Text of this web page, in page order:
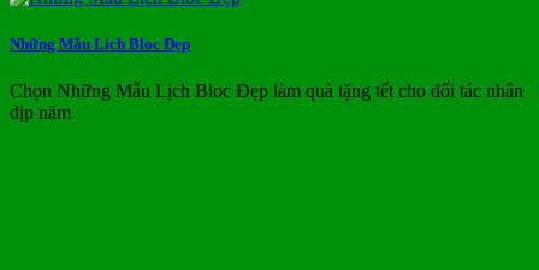
Những Mẫu Lịch Bloc Đẹp
Chọn Những Mẫu Lịch Bloc Đẹp làm quà tặng tết cho đối tác nhân
dịp năm